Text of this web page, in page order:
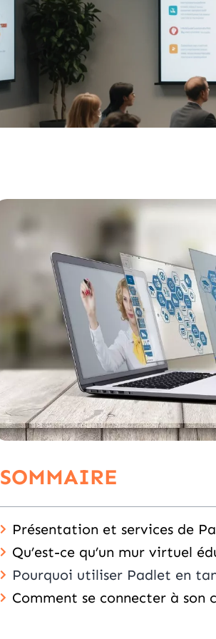
SOMMAIRE
Présentation et services de
Qu’est-ce qu’un mur virtuel
Pourquoi utiliser Padlet en
Comment se connecter à son